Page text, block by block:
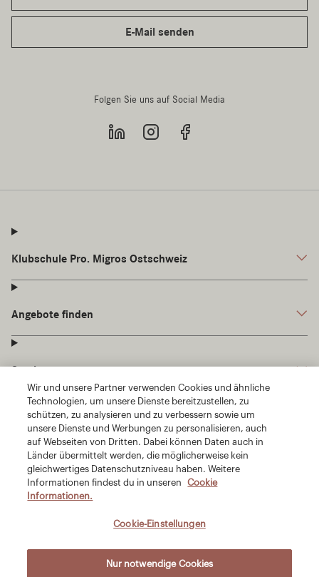
Wir und unsere Partner verwenden Cookies und ähnliche
Technologien, um unsere Dienste bereitzustellen, zu
schützen, zu analysieren und zu verbessern sowie um
unsere Dienste und Werbungen zu personalisieren, auch
auf Webseiten von Dritten. Dabei können Daten auch in
Länder übermittelt werden, die möglicherweise kein
gleichwertiges Datenschutzniveau haben. Weitere
Informationen findest du in unseren
Cookie
Informationen.
Cookie-Einstellungen
Nur notwendige Cookies